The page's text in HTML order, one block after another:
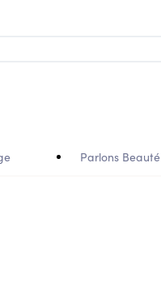
Parlons Beauté